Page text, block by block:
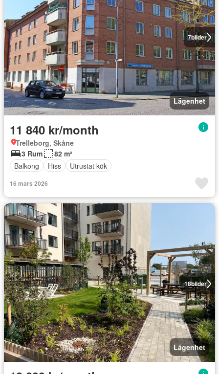
7bilder
Lägenhet
11 840 kr/month
Trelleborg, Skåne
3 Rum
82 m²
Balkong
Hiss Utrustat kök
16 mars 2026
18bilder
Lägenhet